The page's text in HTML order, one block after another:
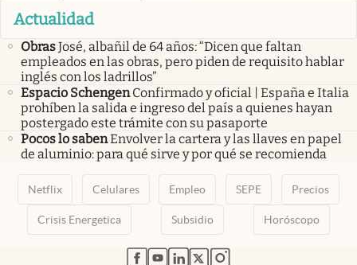
Actualidad
ObrasJosé, albañil de 64 años: “Dicen que faltan
empleados en las obras, pero piden de requisito hablar
inglés con los ladrillos”
Espacio Schengen Confirmado y oficial | España e Italia
prohíben la salida e ingreso del país a quienes hayan
postergado este trámite con su pasaporte
Pocos lo sabenEnvolver la cartera y las llaves en papel
de aluminio: para qué sirve y por qué se recomienda
Netflix Celulares Empleo SEPE Precios
Crisis Energetica Subsidio Horóscopo
abre en nueva pestaña
abre en nueva pestaña
abre en nueva pestaña
abre en nueva pestaña
abre en nueva pestaña